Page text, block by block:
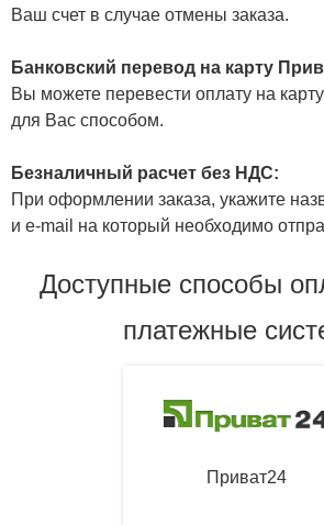
Ваш счет в случае отмены заказа.
Банковский перевод на карту
Вы можете перевести оплату на
для Вас способом.
Безналичный расчет без НДС:
При оформлении заказа, укажите
и e-mail на который необходимо
Доступные способы
платежные
Приват24